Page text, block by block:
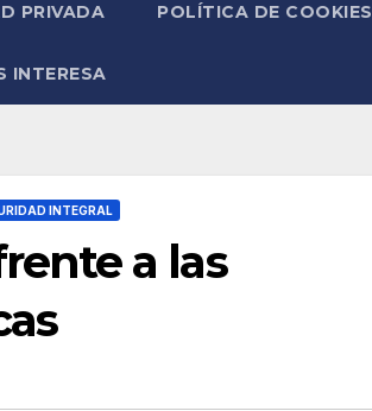
PRIVADA POLÍTICA DE COOKIES
INTERESA
INTEGRAL
a las